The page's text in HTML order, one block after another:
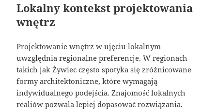
Lokalny kontekst projektowania
wnętrz
Projektowanie wnętrz w ujęciu lokalnym
uwzględnia regionalne preferencje. W regionach
takich jak Żywiec często spotyka się zróżnicowane
formy architektoniczne, które wymagają
indywidualnego podejścia. Znajomość lokalnych
realiów pozwala lepiej dopasować rozwiązania.